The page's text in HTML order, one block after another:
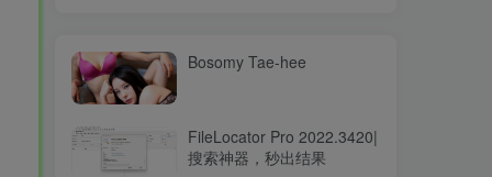
Bosomy Tae-hee
FileLocator Pro 2022.3420|
搜索神器，秒出结果